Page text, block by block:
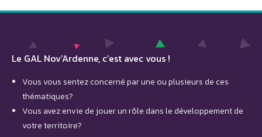
Le GAL Nov’Ardenne, c’est avec vous !
Vous vous sentez concerné par une ou plusieurs de ces
thématiques?
Vous avez envie de jouer un rôle dans le développement de
votre territoire?